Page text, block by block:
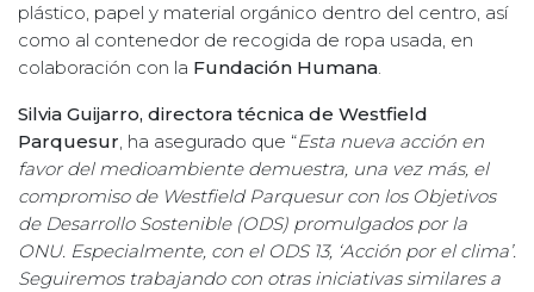
plástico, papel y material orgánico dentro del centro, así
como al contenedor de recogida de ropa usada, en
colaboración con la Fundación Humana.
Silvia Guijarro, directora técnica de Westfield
Parquesur, ha asegurado que “Esta nueva acción en
favor del medioambiente demuestra, una vez más, el
compromiso de Westfield Parquesur con los Objetivos
de Desarrollo Sostenible (ODS) promulgados por la
ONU. Especialmente, con el ODS 13, ‘Acción por el clima’.
Seguiremos trabajando con otras iniciativas similares a